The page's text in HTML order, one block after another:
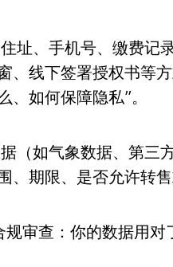
址、手机号、缴费记
、线下签署授权书等
如何保障隐私”。
（如气象数据、第三
、期限、是否允许转售
规审查：你的数据用对